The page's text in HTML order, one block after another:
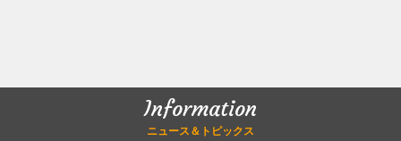
Information
ニュース＆トピックス